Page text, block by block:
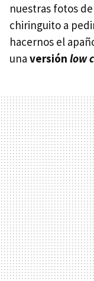
nuestras fotos
chiringuito a
hacernos el
una versión low